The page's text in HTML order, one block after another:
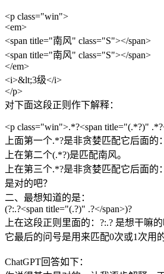
<p class="win">
<em>
<span title="南风" class="S"></span>
<span title="南风" class="S"></span>
</em>
<i>&lt;3级</i>
</p>
对下面这段正则作下解释：
<p class="win">.*?<span title="(.*?)"
上面第一个.*?是非贪婪匹配它后面的
上在第二个(.*?)是匹配南风。
上在第三个.*?是非贪婪匹配它后面的
是对的吧？
二、最想知道的是：
(?:.?<span title="(.?)" .?</span>)?
上在这段正则里面的：?:.? 是想干嘛的
它最后的问号是用来匹配0次或1次用
ChatGPT回答如下：